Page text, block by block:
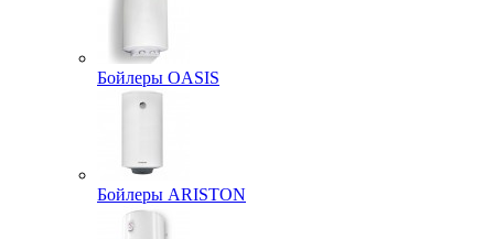
Бойлеры OASIS
Бойлеры ARISTON